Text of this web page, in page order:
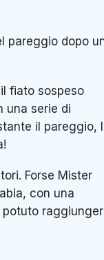
pareggio dopo
fiato sospeso
una serie di
il pareggio,
Forse Mister
con una